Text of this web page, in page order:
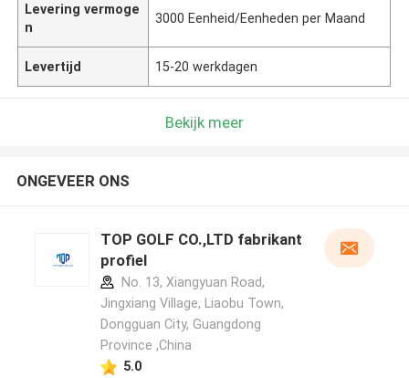
Levering vermoge
n
3000 Eenheid/Eenheden per Maand
Levertijd 15-20 werkdagen
Bekijk meer
ONGEVEER ONS
TOP GOLF CO.,LTD fabrikant
profiel
No. 13, Xiangyuan Road,
Jingxiang Village, Liaobu Town,
Dongguan City, Guangdong
Province ,China
5.0